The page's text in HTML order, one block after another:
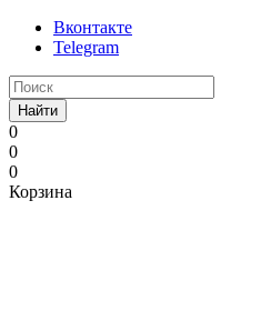
Вконтакте
Telegram
Найти
0
0
0
Корзина